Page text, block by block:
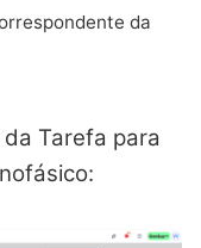
da
Tarefa para